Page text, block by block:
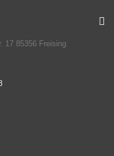
17 85356 Freising